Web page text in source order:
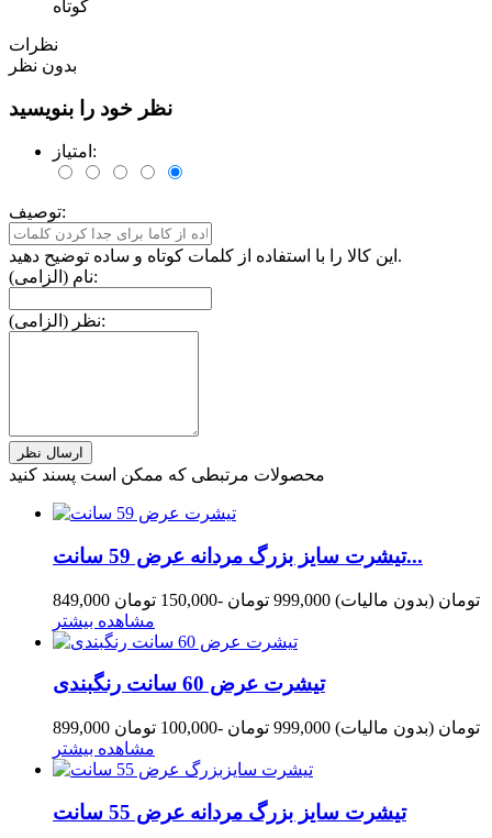
کوتاه
نظرات
بدون نظر
نظر خود را بنویسید
امتیاز:
توصیف:
این کالا را با استفاده از کلمات کوتاه و ساده توضیح دهید.
نام (الزامی):
نظر (الزامی):
محصولات مرتبطی که ممکن است پسند کنید
تیشرت سایز بزرگ مردانه عرض 59 سانت...
849,000 تومان (بدون مالیات) 999,000 تومان
-150,000 تومان
مشاهده بیشتر
تیشرت عرض 60 سانت رنگبندی
899,000 تومان (بدون مالیات) 999,000 تومان
-100,000 تومان
مشاهده بیشتر
تیشرت سایز بزرگ مردانه عرض 55 سانت